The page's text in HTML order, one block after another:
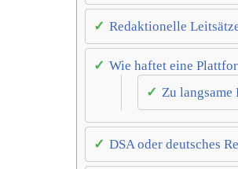
Redaktionelle
Wie haftet eine
Zu
DSA oder deutsches